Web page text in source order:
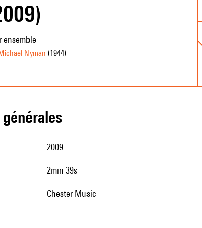
ensemble
Nyman (1944)
2009
2min 39s
Chester Music